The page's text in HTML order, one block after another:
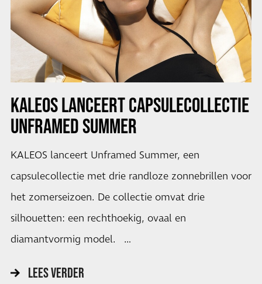
KALEOS LANCEERT CAPSULECOLLECTIE
UNFRAMED SUMMER
KALEOS lanceert Unframed Summer, een
capsulecollectie met drie randloze zonnebrillen voor
het zomerseizoen. De collectie omvat drie
silhouetten: een rechthoekig, ovaal en
diamantvormig model. …
LEES VERDER